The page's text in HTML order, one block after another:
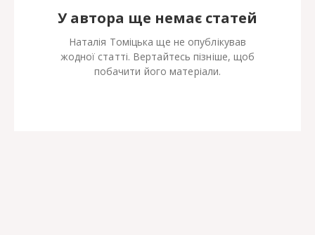
У автора ще немає статей
Наталія Томіцька ще не опублікував
жодної статті. Вертайтесь пізніше, щоб
побачити його матеріали.